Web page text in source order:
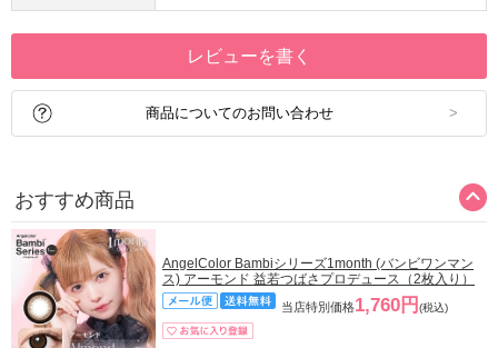
レビューを書く
商品についてのお問い合わせ
おすすめ商品
AngelColor Bambiシリーズ1month (バンビワンマン
ス) アーモンド 益若つばさプロデュース（2枚入り）
当店特別価格1,760円 (税込)